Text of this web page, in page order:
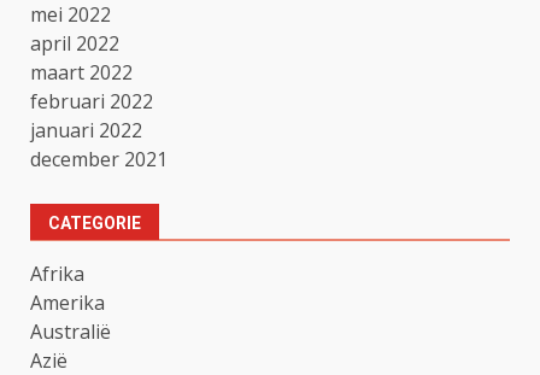
mei 2022
april 2022
maart 2022
februari 2022
januari 2022
december 2021
CATEGORIE
Afrika
Amerika
Australië
Azië